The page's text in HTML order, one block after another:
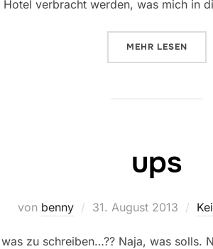
Hotel verbracht werden, was mich in
MEHR ÜBER
LESEN
ups
von benny
Veröffentlicht
31. August 2013
zu schreiben…?? Naja, was solls.